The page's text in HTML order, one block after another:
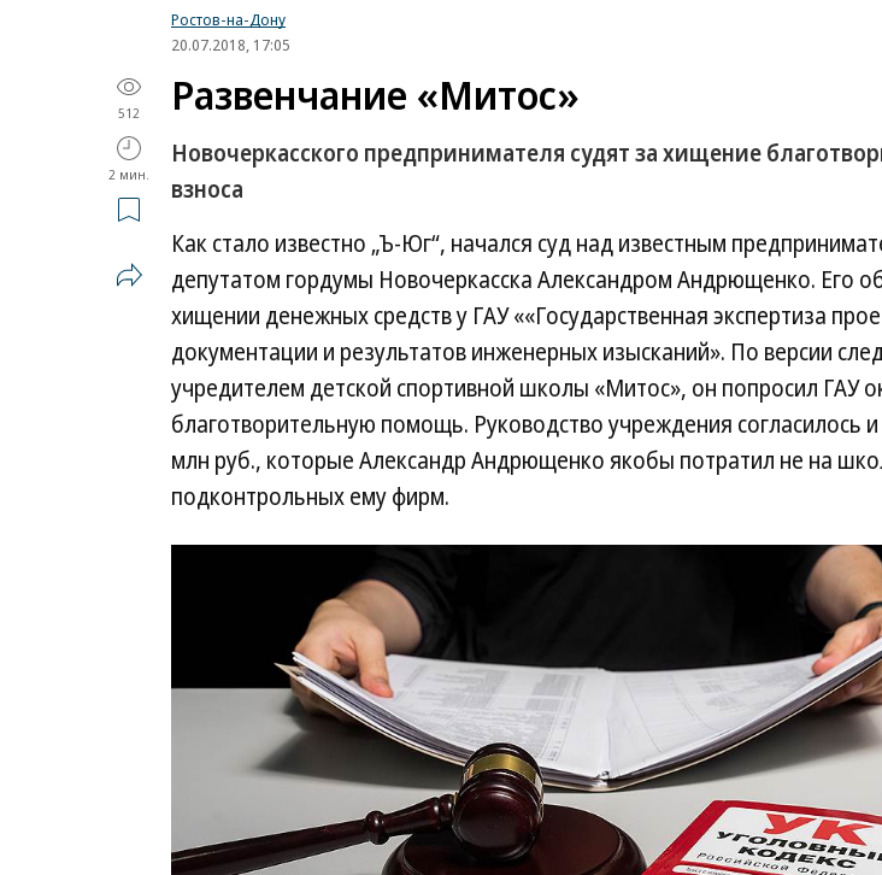
Ростов-на-Дону
20.07.2018, 17:05
512
2 мин.
Развенчание «Митос»
Новочеркасского предпринимателя судят за хищение
взноса
Как стало известно „Ъ-Юг“, начался суд над известным
депутатом гордумы Новочеркасска Александром Андрющенко. Его
хищении денежных средств у ГАУ ««Государственная экспертиза
документации и результатов инженерных изысканий». По версии
учредителем детской спортивной школы «Митос», он попросил ГАУ
благотворительную помощь. Руководство учреждения согласилось
млн руб., которые Александр Андрющенко якобы потратил не на
подконтрольных ему фирм.